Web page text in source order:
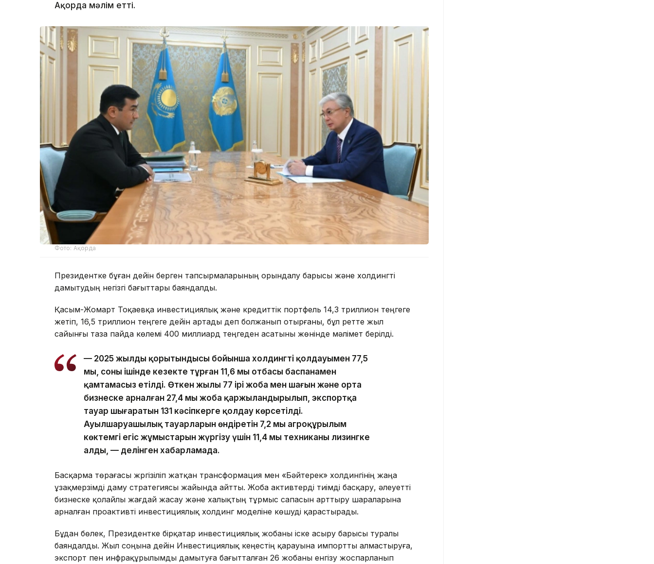
Ақорда мәлім етті.
Фото: Ақорда
Президентке бұған дейін берген тапсырмаларының орындалу барысы және холдингті
дамытудың негізгі бағыттары баяндалды.
Қасым-Жомарт Тоқаевқа инвестициялық және кредиттік портфель 14,3 триллион теңгеге
жетіп, 16,5 триллион теңгеге дейін артады деп болжанып отырғаны, бұл ретте жыл
сайынғы таза пайда көлемі 400 миллиард теңгеден асатыны жөнінде мәлімет берілді.
— 2025 жылдың қорытындысы бойынша холдингтің қолдауымен 77,5
мың, соның ішінде кезекте тұрған 11,6 мың отбасы баспанамен
қамтамасыз етілді. Өткен жылы 77 ірі жоба мен шағын және орта
бизнеске арналған 27,4 мың жоба қаржыландырылып, экспортқа
тауар шығаратын 131 кәсіпкерге қолдау көрсетілді.
Ауылшаруашылық тауарларын өндіретін 7,2 мың агроқұрылым
көктемгі егіс жұмыстарын жүргізу үшін 11,4 мың техниканы лизингке
алды, — делінген хабарламада.
Басқарма төрағасы жүргізіліп жатқан трансформация мен «Бәйтерек» холдингінің жаңа
ұзақмерзімді даму стратегиясы жайында айтты. Жоба активтерді тиімді басқару, әлеуетті
бизнеске қолайлы жағдай жасау және халықтың тұрмыс сапасын арттыру шараларына
арналған проактивті инвестициялық холдинг моделіне көшуді қарастырады.
Бұдан бөлек, Президентке бірқатар инвестициялық жобаны іске асыру барысы туралы
баяндалды. Жыл соңына дейін Инвестициялық кеңестің қарауына импортты алмастыруға,
экспорт пен инфрақұрылымды дамытуға бағытталған 26 жобаны енгізу жоспарланып